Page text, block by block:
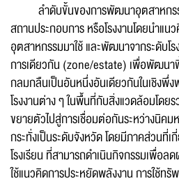
ลำดับขั้นของการพัฒนาอุตสาหกรร
สถานประกอบการ หรือโรงงานโดยนำแ
อุตสาหกรรมมาใช้ และพัฒนาจากระดับโ
การเดียวกัน (zone/estate) เพื่อพัฒน
กลมกลืนเป็นอันหนึ่งอันเดียวกันในเชิงพึ่
โรงงานต่าง ๆ ในพื้นที่กับสิ่งแวดล้อมโดย
ขยายตัวไปสู่การเชื่อมต่อกันระหว่างนิคม
กระทั่งเป็นระดับจังหวัด โดยมีภาคส่วนที่
โรงเรียน ที่สามารถดำเนินกิจกรรมเพื่อ
ใช้แนวคิดการประหยัดพลังงาน การใช้ท